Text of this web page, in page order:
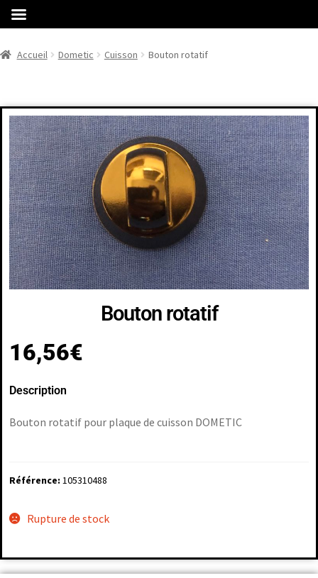
Accueil Dometic Cuisson Bouton rotatif
Bouton rotatif
16,56€
Description
Bouton rotatif pour plaque de cuisson DOMETIC
Référence: 105310488
Rupture de stock